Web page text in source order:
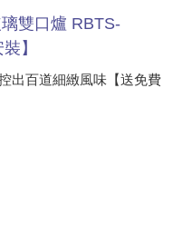
雙口爐 RBTS-
】
出百道細緻風味【送免費